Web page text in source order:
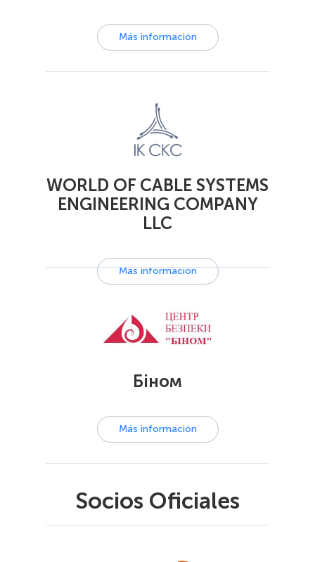
Más información
WORLD OF CABLE SYSTEMS
ENGINEERING COMPANY
LLC
Más información
Біном
Más información
Socios Oficiales